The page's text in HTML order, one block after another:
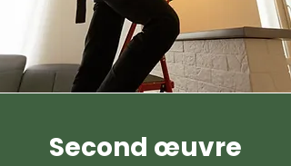
Second œuvre